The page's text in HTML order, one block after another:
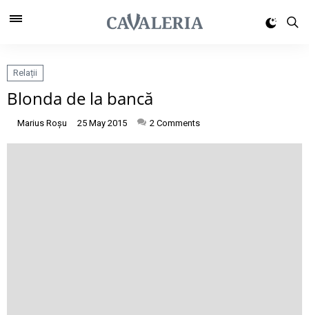
Relații
Blonda de la bancă
Marius Roșu 25 May 2015 2 Comments